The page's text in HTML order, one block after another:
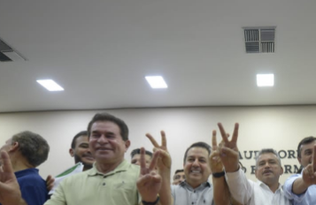
Linha Direta exibe vídeo com o
Faustão deixa Band após 1 ano
12:49 Padrasto é pego assinando